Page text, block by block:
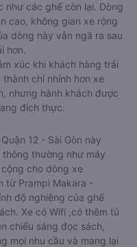
như các ghế còn lại. Dòng
cao, không gian xe rộng
dòng này vẫn ngã ra sau
hơn.
xúc khi khách hàng trải
chỉ nhỉnh hơn xe
nhưng hành khách được
đích thực.
12 - Sài Gòn này
thường như máy
cho dòng xe
từ Prampi Makara -
độ nghiêng của ghế
Xe có Wifi ,có thêm tủ
chiếu sáng đọc sách,
mọi nhu cầu và mang lại